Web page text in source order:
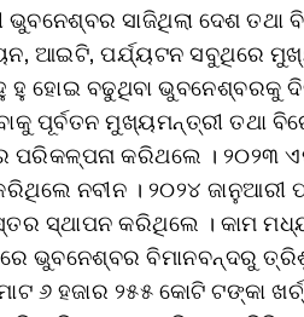
ଭୁବନେଶ୍ବର ସାଜିଥିଲା ଦେଶ ତଥା
ଆଇଟି, ପର୍ଯ୍ୟଟନ ସବୁଥିରେ
ହୁ ହୋଇ ବଢୁଥିବା ଭୁବନେଶ୍ବରକୁ
ପୂର୍ବତନ ମୁଖ୍ୟମନ୍ତ୍ରୀ ତଥା
ପରିକଳ୍ପନା କରିଥଲେ । ୨୦୨୩
ନବୀନ । ୨୦୨୪ ଜାନୁଆରୀ
ସ୍ଥାପନ କରିଥିଲେ । କାମ
ଭୁବନେଶ୍ବର ବିମାନବନ୍ଦରୁ
୬ ହଜାର ୨୫୫ କୋଟି ଟଙ୍କା